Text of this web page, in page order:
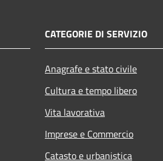
CATEGORIE DI SERVIZIO
Anagrafe e stato civile
Cultura e tempo libero
Vita lavorativa
Imprese e Commercio
Catasto e urbanistica